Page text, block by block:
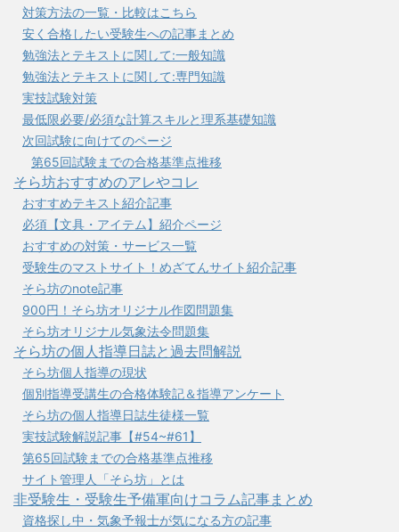
対策方法の一覧・比較はこちら
安く合格したい受験生への記事まとめ
勉強法とテキストに関して:一般知識
勉強法とテキストに関して:専門知識
実技試験対策
最低限必要/必須な計算スキルと理系基礎知識
次回試験に向けてのページ
第65回試験までの合格基準点推移
そら坊おすすめのアレやコレ
おすすめテキスト紹介記事
必須【文具・アイテム】紹介ページ
おすすめの対策・サービス一覧
受験生のマストサイト！めざてんサイト紹介記事
そら坊のnote記事
900円！そら坊オリジナル作図問題集
そら坊オリジナル気象法令問題集
そら坊の個人指導日誌と過去問解説
そら坊個人指導の現状
個別指導受講生の合格体験記＆指導アンケート
そら坊の個人指導日誌生徒様一覧
実技試験解説記事【#54~#61】
第65回試験までの合格基準点推移
サイト管理人「そら坊」とは
非受験生・受験生予備軍向けコラム記事まとめ
資格探し中・気象予報士が気になる方の記事